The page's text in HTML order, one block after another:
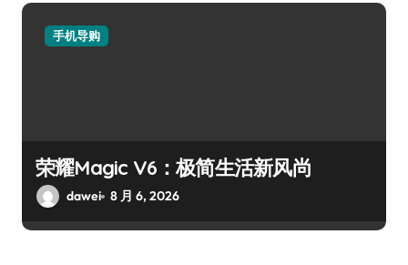
手机导购
荣耀Magic V6：极简生活新风尚
dawei 8 月 6, 2026